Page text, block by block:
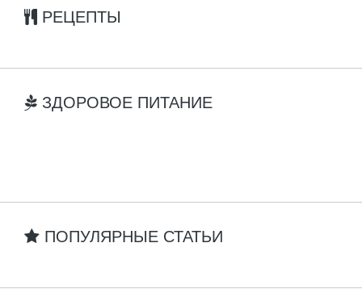
РЕЦЕПТЫ
ЗДОРОВОЕ ПИТАНИЕ
ПОПУЛЯРНЫЕ СТАТЬИ